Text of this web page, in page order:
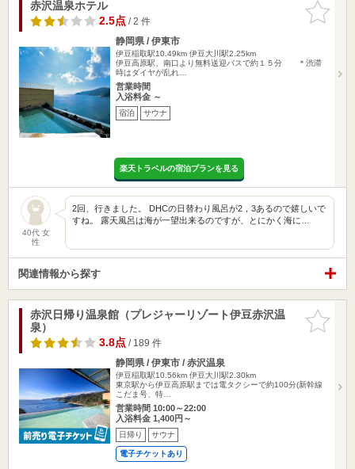
お気に入
りに追加
赤沢温泉ホテル
2.5点/ 2 件
静岡県 / 伊東市
伊豆稲取駅10.49km 伊豆大川駅2.25km
伊豆高原駅、南口より無料送迎バスで約１５分 ＊渋滞
時はダイヤが乱れ…
営業時間
入浴料金 ～
宿泊 サウナ
楽天トラベルの宿泊プランを見る
40代 女
性
2回、行きました。 DHCの日替わり風呂が2，3あるので嬉しいで
すね。 露天風呂は海が一望出来るのですが、とにかく海に…
関連情報から探す
お気に入
りに追加
赤沢日帰り温泉館（プレジャーリゾート伊豆赤沢温
泉）
3.8点/ 189 件
静岡県 / 伊東市 / 赤沢温泉
伊豆稲取駅10.56km 伊豆大川駅2.30km
東京駅から伊豆高原駅までは電タクシーで約100分(新幹線
こだま号、特…
営業時間 10:00～22:00
入浴料金 1,400円～
日帰り サウナ
電子チケットあり